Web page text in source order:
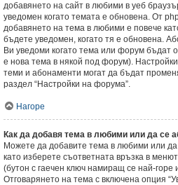
добавянето на сайт в любими в уеб
уведомен когато темата е обновена. От
добавянето на тема в любими е повече
бъдете уведомен, когато тя е обновена.
Ви уведоми когато тема или форум бъдат
е нова тема в някой под форум).
теми и абонаменти могат да бъдат
раздел “Настройки на форума”.
Нагоре
Как да добавя тема в любими или да се
Можете да добавите тема в любими или
като изберете съответната връзка в
(бутон с гаечен ключ намиращ се най-горе
Отговарянето на тема с включена опция